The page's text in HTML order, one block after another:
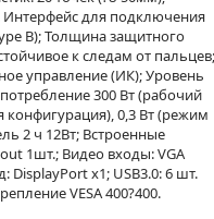
Интерфейс для подключения
B); Толщина защитного
к следам от пальцев;
управление (ИК); Уровень
300 Вт (рабочий
0,3 Вт (режим
2 ч 12Вт; Встроенные
1шт.; Видео входы: VGA
DisplayPort х1; USB3.0: 6 шт.
VESA 400?400.